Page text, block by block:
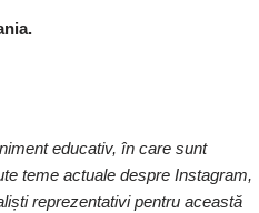
educativ, în care sunt
teme actuale despre Instagram,
reprezentativi pentru această